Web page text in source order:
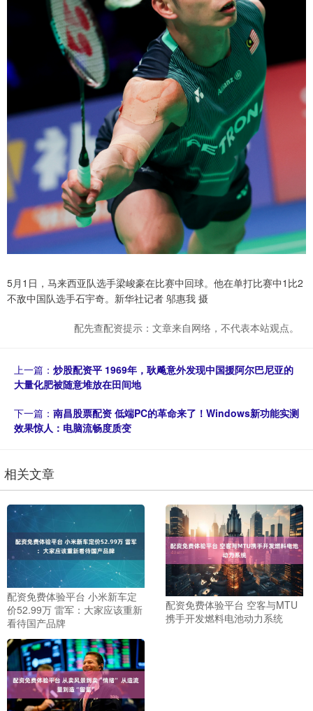
5月1日，马来西亚队选手梁峻豪在比赛中回球。他在单打比赛中1比2
不敌中国队选手石宇奇。新华社记者 邬惠我 摄
配先查配资提示：文章来自网络，不代表本站观点。
上一篇： 炒股配资平 1969年，耿飚意外发现中国援阿尔巴尼亚的
大量化肥被随意堆放在田间地
下一篇： 南昌股票配资 低端PC的革命来了！Windows新功能实测
效果惊人：电脑流畅度质变
相关文章
配资免费体验平台 小米新车定
价52.99万 雷军：大家应该重新
看待国产品牌
配资免费体验平台 空客与MTU
携手开发燃料电池动力系统